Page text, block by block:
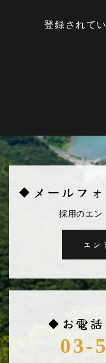
登録されて
◆メールフォ
採用のエン
エン
◆お電話
03-